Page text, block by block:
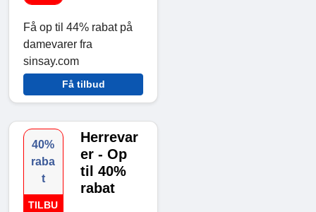
Få op til 44% rabat på
damevarer fra
sinsay.com
Få tilbud
40%
raba
t
TILBU
Herrevar
er - Op
til 40%
rabat